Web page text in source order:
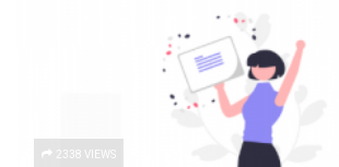
2338 VIEWS